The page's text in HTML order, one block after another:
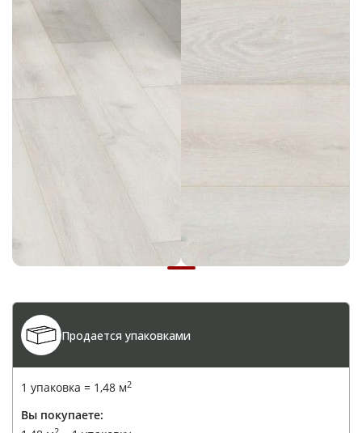
Продается упаковками
1 упаковка = 1,48 м2
Вы покупаете: